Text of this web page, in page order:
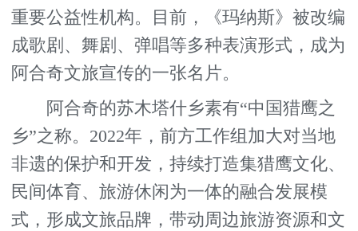
重要公益性机构。目前，《玛纳斯》被改编
成歌剧、舞剧、弹唱等多种表演形式，成为
阿合奇文旅宣传的一张名片。
阿合奇的苏木塔什乡素有“中国猎鹰之
乡”之称。2022年，前方工作组加大对当地
非遗的保护和开发，持续打造集猎鹰文化、
民间体育、旅游休闲为一体的融合发展模
式，形成文旅品牌，带动周边旅游资源和文